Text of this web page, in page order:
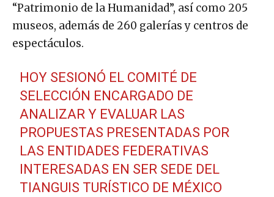
“Patrimonio de la Humanidad”, así como 205
museos, además de 260 galerías y centros de
espectáculos.
HOY SESIONÓ EL COMITÉ DE
SELECCIÓN ENCARGADO DE
ANALIZAR Y EVALUAR LAS
PROPUESTAS PRESENTADAS POR
LAS ENTIDADES FEDERATIVAS
INTERESADAS EN SER SEDE DEL
TIANGUIS TURÍSTICO DE MÉXICO